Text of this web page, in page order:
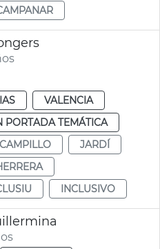
VALENCIA
PORTADA TEMÁTICA
JARDÍ
INCLUSIVO